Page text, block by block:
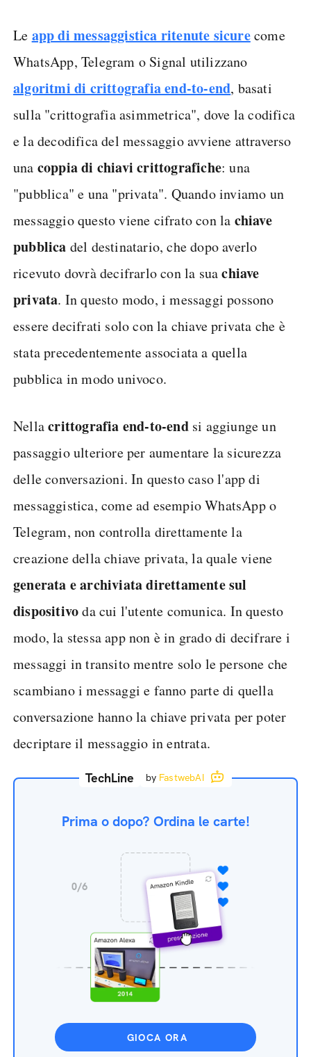
Le app di messaggistica ritenute sicurecome
WhatsApp, Telegram o Signal utilizzano
algoritmi di crittografia end-to-end, basati
sulla "crittografia asimmetrica", dove la codifica
e la decodifica del messaggio avviene attraverso
una coppia di chiavi crittografiche: una
"pubblica" e una "privata". Quando inviamo un
messaggio questo viene cifrato con la chiave
pubblica del destinatario, che dopo averlo
ricevuto dovrà decifrarlo con la suachiave
privata. In questo modo, i messaggi possono
essere decifrati solo con la chiave privata che è
stata precedentemente associata a quella
pubblica in modo univoco.
Nellacrittografia end-to-endsi aggiunge un
passaggio ulteriore per aumentare la sicurezza
delle conversazioni. In questo caso l'app di
messaggistica, come ad esempio WhatsApp o
Telegram, non controlla direttamente la
creazione della chiave privata, la quale viene
generata e archiviata direttamente sul
dispositivoda cui l'utente comunica. In questo
modo, la stessa app non è in grado di decifrare i
messaggi in transito mentre solo le persone che
scambiano i messaggi e fanno parte di quella
conversazione hanno la chiave privata per poter
decriptare il messaggio in entrata.
TechLine by FastwebAI
Prima o dopo? Ordina le carte!
GIOCA ORA